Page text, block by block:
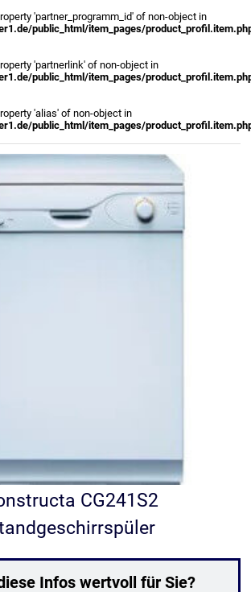
'partner_programm_id' of non-object in
public_html/item_pages/
'partnerlink' of non-object in
public_html/item_pages/
'alias' of non-object in
public_html/item_pages/
CG241S2
Infos wertvoll für Sie?